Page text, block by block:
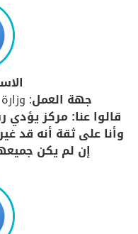
جهة العمل:
قالوا عنا: مركز يؤدي
وأنا على ثقة أنه قد
إن لم يكن